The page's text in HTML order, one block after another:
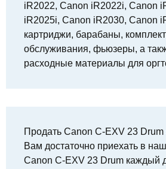
iR2022, Canon iR2022i, Canon
iR2025i, Canon iR2030, Canon
картриджи, барабаны,
обслуживания, фьюзеры, а
расходные материалы для
Продать Canon C-EXV 23
Вам достаточно приехать в
Canon C-EXV 23 Drum каждый